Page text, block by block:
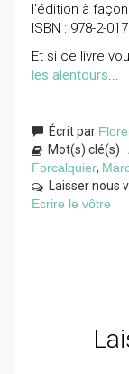
l'édition à
ISBN : 978-2-
Et si ce livre
les alentours...
Écrit par
Mot(s) clé(s) :
Forcalquier,
Laisser nous
Ecrire le vôtre